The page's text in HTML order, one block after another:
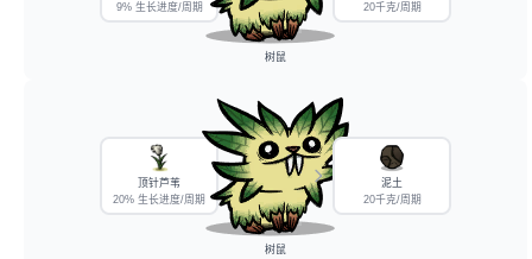
9% 生长进度/周期
树鼠
20千克/周期
顶针芦苇
20% 生长进度/周期
树鼠
泥土
20千克/周期